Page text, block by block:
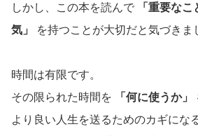
しかし、この本を読んで
「重要な
気」
を持つことが大切だと気づきま
時間は有限です。
その限られた時間を
「何に使うか」
より良い人生を送るためのカギにな